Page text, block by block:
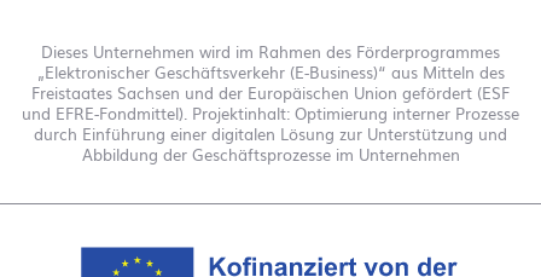
Dieses Unternehmen wird im Rahmen des Förderprogrammes
„Elektronischer Geschäftsverkehr (E-Business)“ aus Mitteln des
Freistaates Sachsen und der Europäischen Union gefördert (ESF
und EFRE-Fondmittel). Projektinhalt: Optimierung interner Prozesse
durch Einführung einer digitalen Lösung zur Unterstützung und
Abbildung der Geschäftsprozesse im Unternehmen